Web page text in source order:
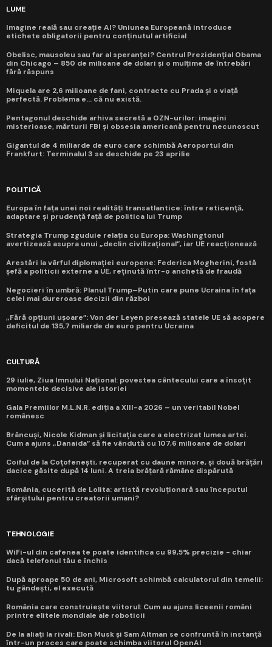
LUME
Imagine reală sau creație AI? Uniunea Europeană introduce
etichete obligatorii pentru conținutul artificial
Obelisc, mausoleu sau far al speranței? Centrul Prezidențial Obama
din Chicago – 850 de milioane de dolari și o mulțime de întrebări
fără răspuns
Miquela are 2,6 milioane de fani, contracte cu Prada și o viață
perfectă. Problema e... că nu există.
Pentagonul deschide arhiva secretă a OZN-urilor: imagini
misterioase, mărturii FBI și obsesia americană pentru necunoscut
Gigantul de 4 miliarde de euro care schimbă Aeroportul din
Frankfurt: Terminalul 3 se deschide pe 23 aprilie
POLITICĂ
Europa în fața unei noi realități transatlantice: între reticență,
adaptare și prudență față de politica lui Trump
Strategia Trump zguduie relația cu Europa: Washingtonul
avertizează asupra unui „declin civilizațional”, iar UE reacționează
Arestări la vârful diplomației europene: Federica Mogherini, fostă
șefă a politicii externe a UE, reținută într-o anchetă de fraudă
Negocieri în umbră: Planul Trump–Putin care pune Ucraina în fața
celei mai dureroase decizii din război
„Fără opțiuni ușoare”: Von der Leyen presează statele UE să acopere
deficitul de 135,7 miliarde de euro pentru Ucraina
CULTURĂ
29 iulie, Ziua Imnului Național: povestea cântecului care a însoțit
momentele decisive ale istoriei
Gala Premiilor M.L.N.R. ediția a XIII-a 2026 – un veritabil Nobel
românesc
Brâncuși, Nicole Kidman și licitația care a electrizat lumea artei.
Cum a ajuns „Danaida” să fie vândută cu 107,6 milioane de dolari
Coiful de la Coțofenești, recuperat cu daune minore, și două brățări
dacice găsite după 14 luni. A treia brățară rămâne dispărută
România, cucerită de Lolita: artistă revoluționară sau începutul
sfârșitului pentru creatorii umani?
TEHNOLOGIE
WiFi-ul din cafenea te poate identifica cu 99,5% precizie - chiar
dacă telefonul tău e închis
După aproape 50 de ani, Microsoft schimbă calculatorul din temelii:
tu gândești, el execută
România care construiește viitorul: Cum au ajuns liceenii români
printre elitele mondiale ale roboticii
De la aliați la rivali: Elon Musk și Sam Altman se confruntă în instanță
într-un proces care poate schimba viitorul OpenAI